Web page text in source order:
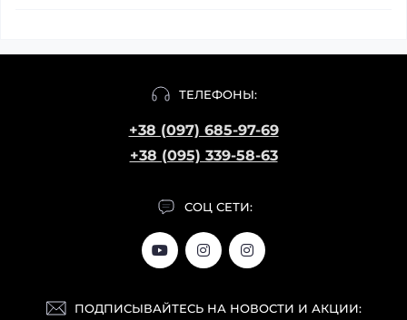
ТЕЛЕФОНЫ:
+38 (097) 685-97-69
+38 (095) 339-58-63
СОЦ СЕТИ:
ПОДПИСЫВАЙТЕСЬ НА НОВОСТИ И АКЦИИ: